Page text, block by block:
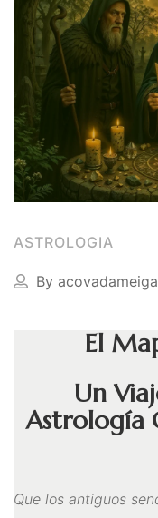
Amuletos
Anillo Atlante
Aromaterapia
Atrapa sueños
Bolas de Cristal
Brujas de
Cofre de los
Diosas Celtas
Feng Shui
Figuras Amuleto
Figuras Diosas
Hadas
ASTROLOGIA
By acovadameiga
El
Un
Astrología
Que los antiguos